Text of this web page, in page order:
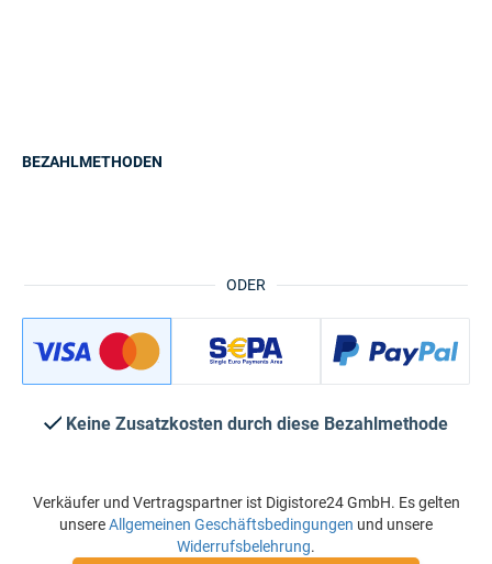
ODER
BEZAHLMETHODEN
Keine Zusatzkosten durch diese Bezahlmethode
Verkäufer und Vertragspartner ist Digistore24 GmbH. Es gelten
unsereAllgemeinen Geschäftsbedingungen und unsere
Widerrufsbelehrung.